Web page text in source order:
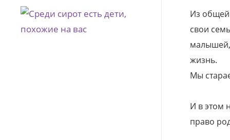
Из общей
свои
малышей,
жизнь.
Мы
И в этом
право